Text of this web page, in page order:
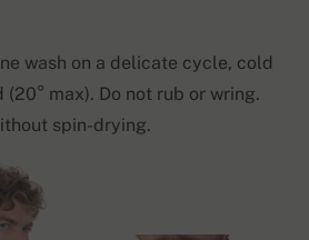
wash on a delicate cycle, cold
max). Do not rub or wring.
spin-drying.